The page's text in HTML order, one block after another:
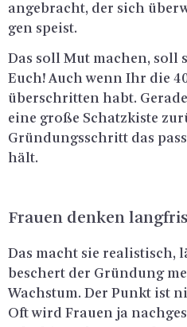
an­ge­bracht, der sich
gen speist.
Das soll Mut ma­chen, soll
Euch! Auch wenn Ihr die
über­schrit­ten habt.
eine große Schatz­kis­te
Grün­dungs­schritt das
hält.
Frau­en den­ken
Das macht sie rea­lis­tisch,
be­schert der Grün­dung
Wachs­tum. Der Punkt ist
Oft wird Frau­en ja